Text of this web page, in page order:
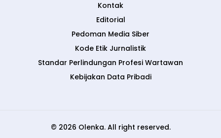
Kontak
Editorial
Pedoman Media Siber
Kode Etik Jurnalistik
Standar Perlindungan Profesi Wartawan
Kebijakan Data Pribadi
© 2026 Olenka. All right reserved.